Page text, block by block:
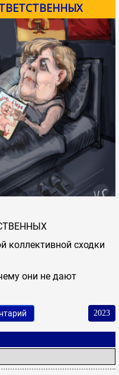
коллективной сходки
они не дают
2023